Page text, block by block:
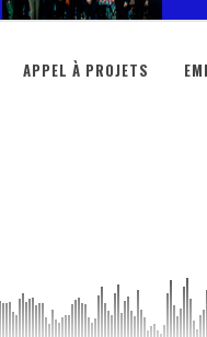
APPEL À PROJETS